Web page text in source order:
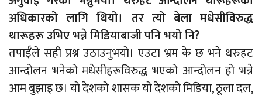
अधिकारको लागि थियो। तर त्यो बेला मधेसीविरुद्ध
थारूहरू उभिए भन्ने मिडियाबाजी पनि भयो नि?
तपाईँले सही प्रश्न उठाउनुभयो। एउटा भ्रम के छ भने थरुहट
आन्दोलन भनेको मधेसीहरूविरुद्ध भएको आन्दोलन हो भन्ने
आम बुझाइ छ। यो देशको शासक यो देशको मिडिया, ठूला दल,